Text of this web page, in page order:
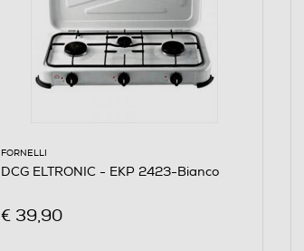
FORNELLI
DCG ELTRONIC - EKP 2423-Bianco
€ 39,90